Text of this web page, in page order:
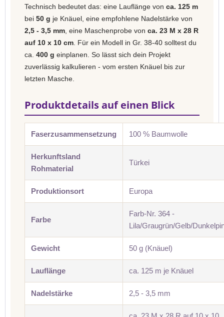
Technisch bedeutet das: eine Lauflänge von ca. 125 m
bei 50 g je Knäuel, eine empfohlene Nadelstärke von
2,5 - 3,5 mm , eine Maschenprobe von ca. 23 M x 28 R
auf 10 x 10 cm . Für ein Modell in Gr. 38-40 solltest du
ca. 400 g einplanen. So lässt sich dein Projekt
zuverlässig kalkulieren - vom ersten Knäuel bis zur
letzten Masche.
Produktdetails auf einen Blick
Faserzusammensetzung 100 % Baumwolle
Herkunftsland
Rohmaterial
Türkei
Produktionsort Europa
Farbe
Farb-Nr. 364 -
Lila/Graugrün/Gelb/
Gewicht 50 g (Knäuel)
Lauflänge ca. 125 m je Knäuel
Nadelstärke 2,5 - 3,5 mm